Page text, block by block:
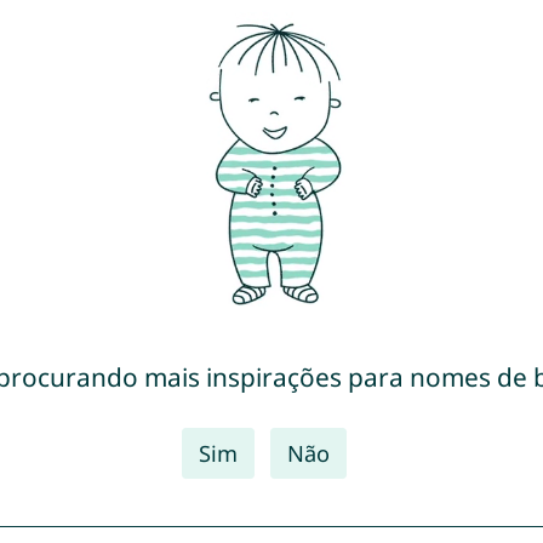
mais inspirações para nomes de
Sim Não